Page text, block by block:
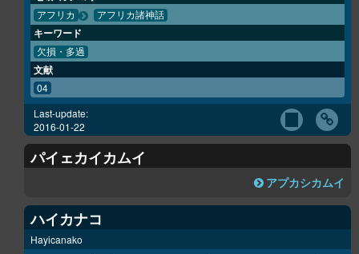
アフリカ アフリカ諸神話
キーワード
欠損・多過
文献
04
Last-update:
2016-01-22
パイェカイカムイ
アプカシカムイ
ハイカナコ
Hayicanako